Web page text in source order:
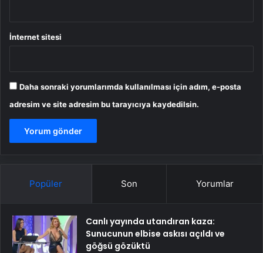
İnternet sitesi
Daha sonraki yorumlarımda kullanılması için adım, e-posta
adresim ve site adresim bu tarayıcıya kaydedilsin.
Popüler Son Yorumlar
Canlı yayında utandıran kaza:
Sunucunun elbise askısı açıldı ve
göğsü gözüktü